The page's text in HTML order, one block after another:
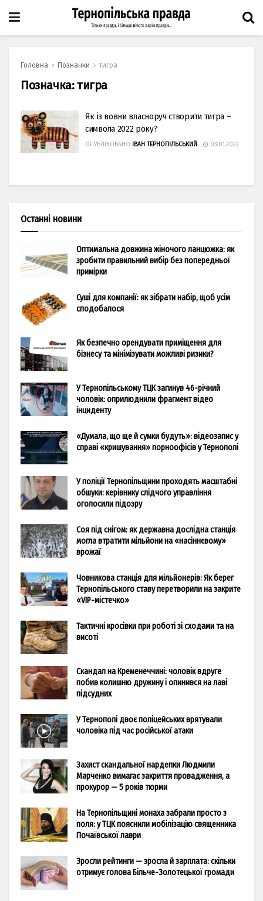
Головна Позначки тигра
Позначка:тигра
Як із вовни власноруч створити тигра –
символа 2022 року?
ОПУБЛІКОВАНО ІВАН ТЕРНОПІЛЬСЬКИЙ 03.01.2022
Останні новини
Оптимальна довжина жіночого ланцюжка: як
зробити правильний вибір без попередньої
примірки
Суші для компанії: як зібрати набір, щоб усім
сподобалося
Як безпечно орендувати приміщення для
бізнесу та мінімізувати можливі ризики?
У Тернопільському ТЦК загинув 46-річний
чоловік: оприлюднили фрагмент відео
інциденту
«Думала, що ще й сумки будуть»: відеозапис у
справі «кришування» порноофісів у Тернополі
У поліції Тернопільщини проходять масштабні
обшуки: керівнику слідчого управління
оголосили підозру
Соя під снігом: як державна дослідна станція
могла втратити мільйони на «насіннєвому»
врожаї
Човникова станція для мільйонерів: Як берег
Тернопільського ставу перетворили на закрите
«VIP-містечко»
Тактичні кросівки при роботі зі сходами та на
висоті
Скандал на Кременеччині: чоловік вдруге
побив колишню дружину і опинився на лаві
підсудних
У Тернополі двоє поліцейських врятували
чоловіка під час російської атаки
Захист скандальної нардепки Людмили
Марченко вимагає закриття провадження, а
прокурор — 5 років тюрми
На Тернопільщині монаха забрали просто з
поля: у ТЦК пояснили мобілізацію священника
Почаївської лаври
Зросли рейтинги — зросла й зарплата: скільки
отримує голова Більче-Золотецької громади